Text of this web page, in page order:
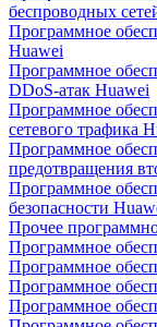
беспроводных
Программное
Huawei
Программное
DDoS-атак Huawei
Программное
сетевого трафика
Программное
предотвращения
Программное
безопасности
Прочее
Программное
Программное
Программное
Программное